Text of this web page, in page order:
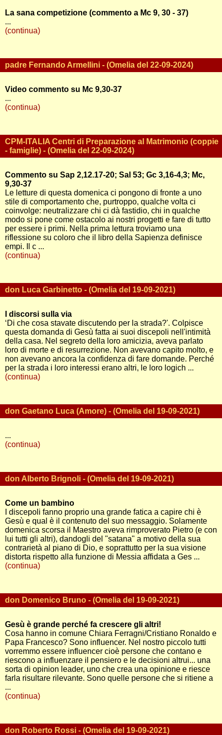
La sana competizione (commento a Mc 9, 30 - 37)
...
(continua)
padre Fernando Armellini - (Omelia del 22-09-2024)
Video commento su Mc 9,30-37
...
(continua)
CPM-ITALIA Centri di Preparazione al Matrimonio (coppie
- famiglie) - (Omelia del 22-09-2024)
Commento su Sap 2,12.17-20; Sal 53; Gc 3,16-4,3; Mc,
9,30-37
Le letture di questa domenica ci pongono di fronte a uno
stile di comportamento che, purtroppo, qualche volta ci
coinvolge: neutralizzare chi ci dà fastidio, chi in qualche
modo si pone come ostacolo ai nostri progetti e fare di tutto
per essere i primi. Nella prima lettura troviamo una
riflessione su coloro che il libro della Sapienza definisce
empi. Il c ...
(continua)
don Luca Garbinetto - (Omelia del 19-09-2021)
I discorsi sulla via
‘Di che cosa stavate discutendo per la strada?'. Colpisce
questa domanda di Gesù fatta ai suoi discepoli nell'intimità
della casa. Nel segreto della loro amicizia, aveva parlato
loro di morte e di resurrezione. Non avevano capito molto, e
non avevano ancora la confidenza di fare domande. Perché
per la strada i loro interessi erano altri, le loro logich ...
(continua)
don Gaetano Luca (Amore) - (Omelia del 19-09-2021)
...
(continua)
don Alberto Brignoli - (Omelia del 19-09-2021)
Come un bambino
I discepoli fanno proprio una grande fatica a capire chi è
Gesù e qual è il contenuto del suo messaggio. Solamente
domenica scorsa il Maestro aveva rimproverato Pietro (e con
lui tutti gli altri), dandogli del "satana" a motivo della sua
contrarietà al piano di Dio, e soprattutto per la sua visione
distorta rispetto alla funzione di Messia affidata a Ges ...
(continua)
don Domenico Bruno - (Omelia del 19-09-2021)
Gesù è grande perché fa crescere gli altri!
Cosa hanno in comune Chiara Ferragni/Cristiano Ronaldo e
Papa Francesco? Sono influencer. Nel nostro piccolo tutti
vorremmo essere influencer cioè persone che contano e
riescono a influenzare il pensiero e le decisioni altrui... una
sorta di opinion leader, uno che crea una opinione e riesce
farla risultare rilevante. Sono quelle persone che si ritiene a
...
(continua)
don Roberto Rossi - (Omelia del 19-09-2021)